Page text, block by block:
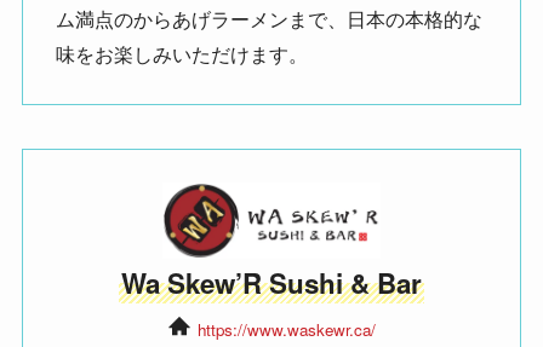
ム満点のからあげラーメンまで、日本の本格的な
味をお楽しみいただけます。
Wa Skew’R Sushi & Bar
https://www.waskewr.ca/